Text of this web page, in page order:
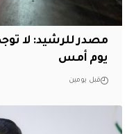
مصدر للرشيد: لا
يوم أمس
قبل يومين